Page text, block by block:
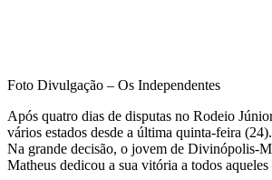
Foto Divulgação – Os Independentes
Após quatro dias de disputas no Rodeio
vários estados desde a última quinta-feira (24).
Na grande decisão, o jovem de Divinópolis-
Matheus dedicou a sua vitória a todos